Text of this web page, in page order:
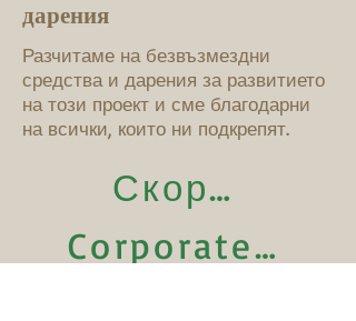
дарения
Разчитаме на безвъзмездни
средства и дарения за развитието
на този проект и сме благодарни
на всички, които ни подкрепят.
Скорошни субсидии
Corporate Sponsors